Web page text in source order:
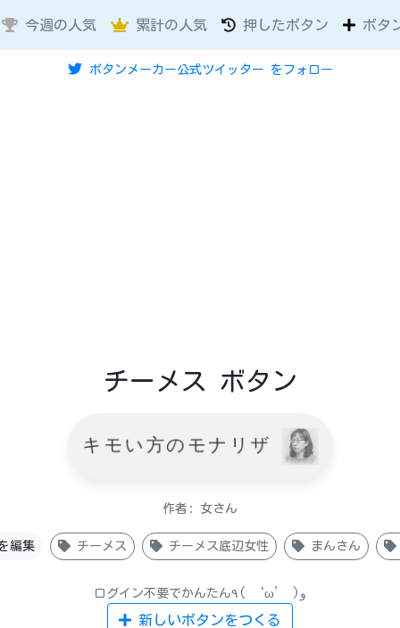
今週の人気 累計の人気 押したボタン ボタ
ボタンメーカー公式ツイッター をフォロー
チーメス ボタン
キモい方のモナリザ
作者: 女さん
編集 チーメス チーメス底辺女性 まんさん
ログイン不要でかんたん٩( ‘ω’ )و
新しいボタンをつくる